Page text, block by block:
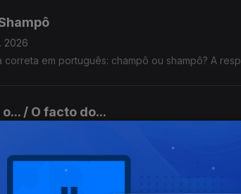
2026
correta em português: champô ou shampô? A
/ O facto do...
o facto do nosso trabalho ter sido
da Sandra Duarte Tavares